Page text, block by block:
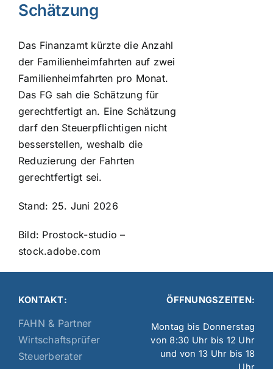
Schätzung
Das Finanzamt kürzte die Anzahl
der Familienheimfahrten auf zwei
Familienheimfahrten pro Monat.
Das FG sah die Schätzung für
gerechtfertigt an. Eine Schätzung
darf den Steuerpflichtigen nicht
besserstellen, weshalb die
Reduzierung der Fahrten
gerechtfertigt sei.
Stand: 25. Juni 2026
Bild: Prostock-studio –
stock.adobe.com
KONTAKT:
FAHN & Partner
Wirtschaftsprüfer
Steuerberater
ÖFFNUNGSZEITEN:
Montag bis Donnerstag
von 8:30 Uhr bis 12 Uhr
und von 13 Uhr bis 18